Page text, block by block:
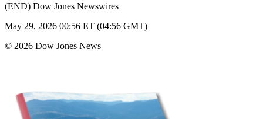
(END) Dow Jones Newswires
May 29, 2026 00:56 ET (04:56 GMT)
© 2026 Dow Jones News